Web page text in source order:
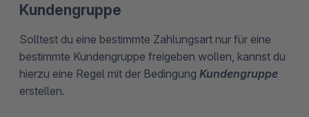
Kundengruppe
Solltest du eine bestimmte Zahlungsart nur für eine
bestimmte Kundengruppe freigeben wollen, kannst du
hierzu eine Regel mit der Bedingung Kundengruppe
erstellen.